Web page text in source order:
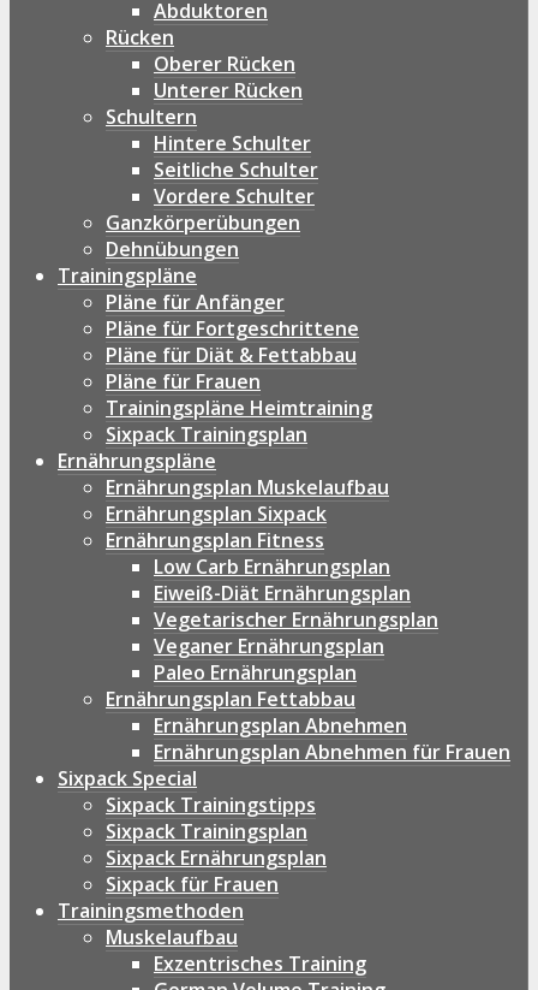
Abduktoren
Rücken
Oberer Rücken
Unterer Rücken
Schultern
Hintere Schulter
Seitliche Schulter
Vordere Schulter
Ganzkörperübungen
Dehnübungen
Trainingspläne
Pläne für Anfänger
Pläne für Fortgeschrittene
Pläne für Diät & Fettabbau
Pläne für Frauen
Trainingspläne Heimtraining
Sixpack Trainingsplan
Ernährungspläne
Ernährungsplan Muskelaufbau
Ernährungsplan Sixpack
Ernährungsplan Fitness
Low Carb Ernährungsplan
Eiweiß-Diät Ernährungsplan
Vegetarischer Ernährungsplan
Veganer Ernährungsplan
Paleo Ernährungsplan
Ernährungsplan Fettabbau
Ernährungsplan Abnehmen
Ernährungsplan Abnehmen für Frauen
Sixpack Special
Sixpack Trainingstipps
Sixpack Trainingsplan
Sixpack Ernährungsplan
Sixpack für Frauen
Trainingsmethoden
Muskelaufbau
Exzentrisches Training